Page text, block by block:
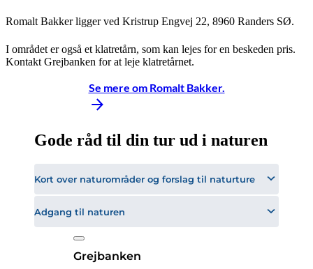
Romalt Bakker ligger ved Kristrup Engvej 22, 8960 Randers SØ.
I området er også et klatretårn, som kan lejes for en beskeden pris.
Kontakt Grejbanken for at leje klatretårnet.
Se mere om Romalt Bakker.
Gode råd til din tur ud i naturen
Kort over naturområder og forslag til naturture
Adgang til naturen
Grejbanken